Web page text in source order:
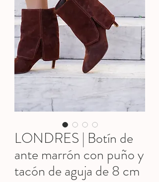
LONDRES | Botín de
ante marrón con puño y
tacón de aguja de 8 cm